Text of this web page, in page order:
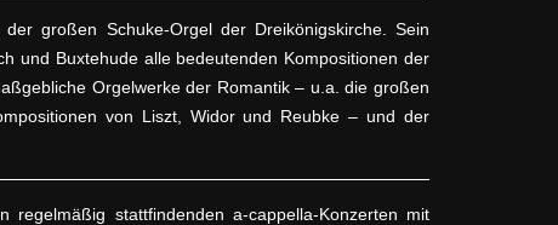
großen Schuke-Orgel der Dreikönigskirche. Sein
und Buxtehude alle bedeutenden Kompositionen der
Orgelwerke der Romantik – u.a. die großen
von Liszt, Widor und Reubke – und der
regelmäßig stattfindenden a-cappella-Konzerten mit